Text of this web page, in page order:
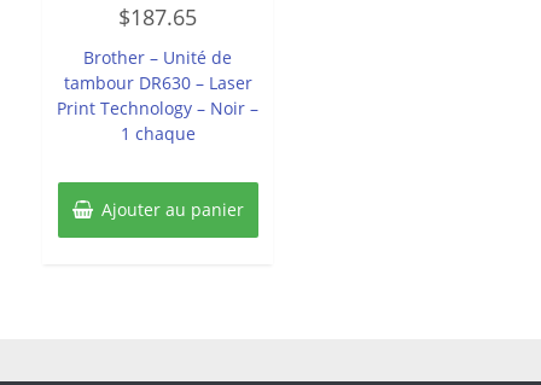
0
sur
$187.65
Brother – Unité de
tambour DR630 – Laser
Print Technology – Noir –
1 chaque
Ajouter au panier